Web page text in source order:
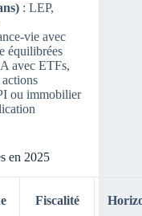
: LEP,
vie avec
équilibrées
avec ETFs,
ou immobilier
en 2025
Fiscalité